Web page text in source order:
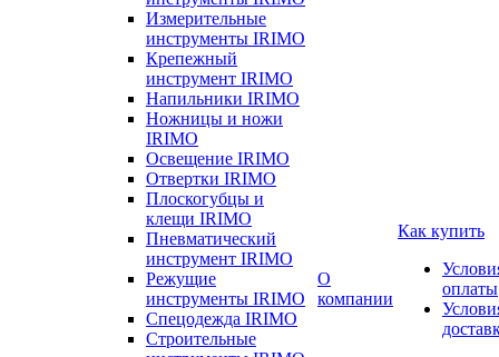
Измерительные
инструменты IRIMO
Крепежный
инструмент IRIMO
Напильники IRIMO
Ножницы и ножи
IRIMO
Освещение IRIMO
Отвертки IRIMO
Плоскогубцы и
клещи IRIMO
Пневматический
инструмент IRIMO
Режущие
инструменты IRIMO
Спецодежда IRIMO
Строительные
О
компании
Как купить
оплаты